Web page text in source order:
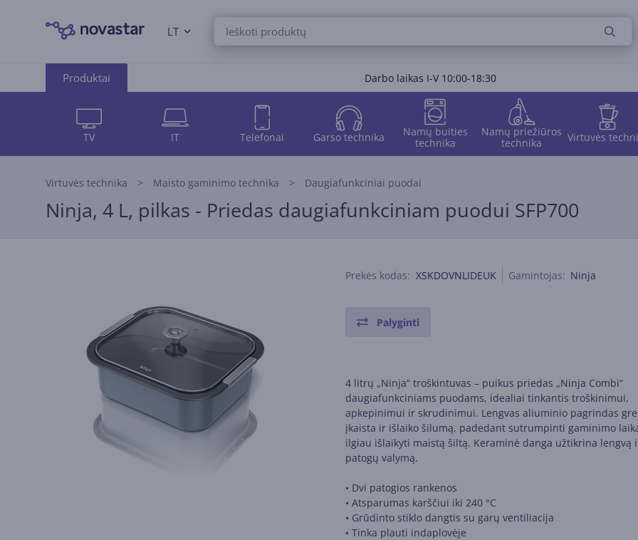
LT
Produktai Darbo laikas I-V 10:00-18:30
TV IT Telefonai Garso technika
Namų buities
technika
Namų priežiūros
technika
Virtuvės
Virtuvės technika Maisto gaminimo technika Daugiafunkciniai puodai
Ninja, 4 L, pilkas - Priedas daugiafunkciniam puodui SFP700
Prekės kodas: XSKDOVNLIDEUK Gamintojas: Ninja
Palyginti
4 litrų „Ninja“ troškintuvas – puikus priedas „Ninja Combi“
daugiafunkciniams puodams, idealiai tinkantis troškinimui,
apkepinimui ir skrudinimui. Lengvas aliuminio pagrindas
įkaista ir išlaiko šilumą, padedant sutrumpinti gaminimo
ilgiau išlaikyti maistą šiltą. Keraminė danga užtikrina lengvą
patogų valymą.
• Dvi patogios rankenos
• Atsparumas karščiui iki 240 °C
• Grūdinto stiklo dangtis su garų ventiliacija
• Tinka plauti indaplovėje